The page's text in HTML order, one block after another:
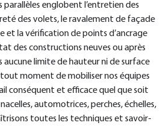
parallèles englobent l’entretien des
des volets, le ravalement de façade
et la vérification de points d’ancrage
des constructions neuves ou après
aucune limite de hauteur ni de surface
moment de mobiliser nos équipes
conséquent et efficace quel que soit
automotrices, perches, échelles,
toutes les techniques et savoir-